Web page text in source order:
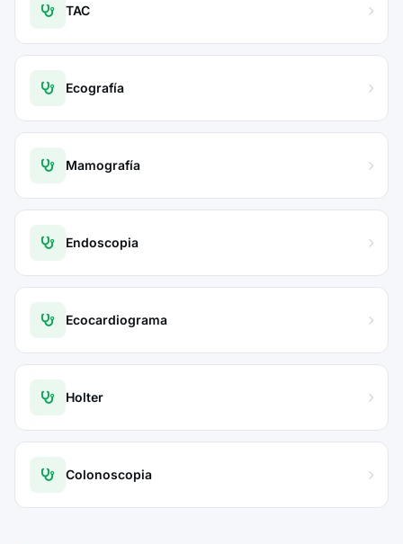
TAC
Ecografía
Mamografía
Endoscopia
Ecocardiograma
Holter
Colonoscopia